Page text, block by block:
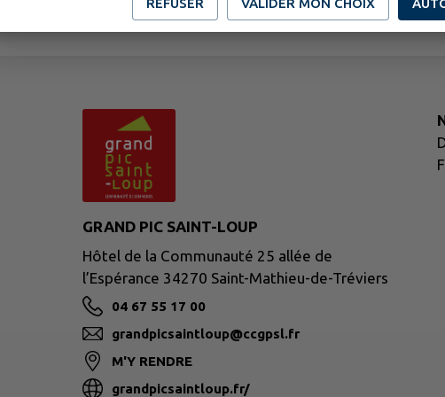
GRAND PIC SAINT-LOUP
Hôtel de la Communauté 25 allée de
l’Espérance 34270 Saint-Mathieu-de-Tréviers
04 67 55 17 00
grandpicsaintloup@ccgpsl.fr
M'Y RENDRE
grandpicsaintloup.fr/
REFUSER VALIDER MON CHOIX